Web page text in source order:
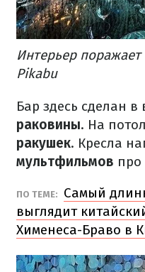
Интерьер
Pikabu
Бар здесь сделан в
раковины. На
ракушек. Кресла
мультфильмов про
ПО ТЕМЕ:
Самый
выглядит
Хименеса-Браво в